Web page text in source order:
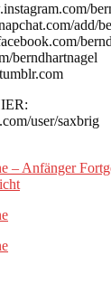
add/
berndhartnagel
user/saxbrig
– Anfänger